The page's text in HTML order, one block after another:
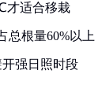
才适合移栽
总根量60%以上
开强日照时段